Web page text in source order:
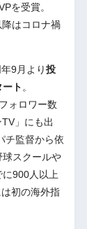
を受賞。
はコロナ禍
9月より投
ト 。
ォロワー数
」にも出
チ監督から依
スクールや
900人以上
初の海外指